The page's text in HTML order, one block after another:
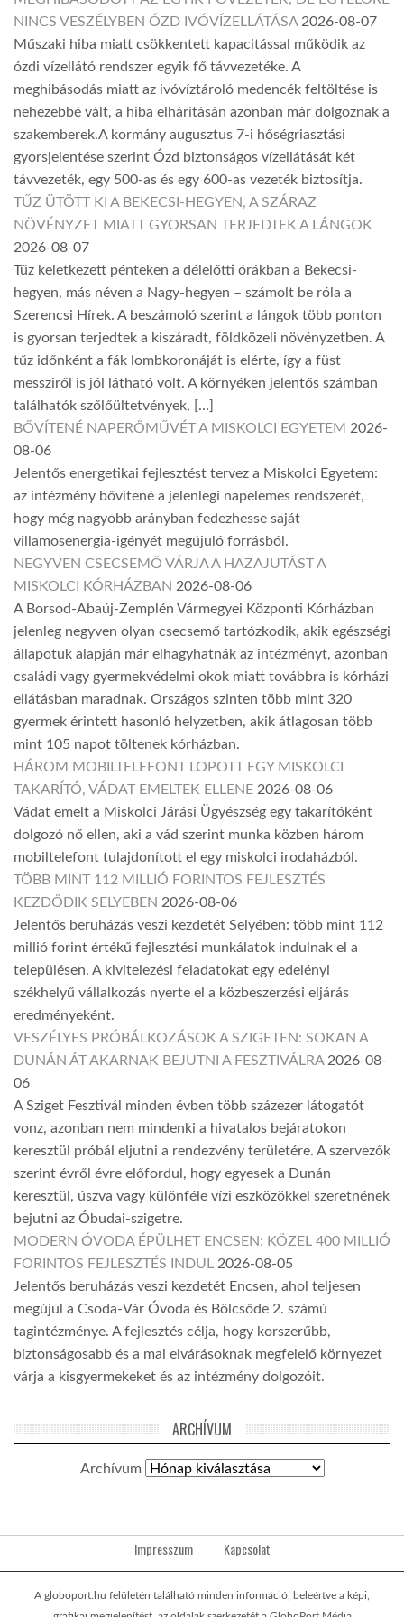
NINCS VESZÉLYBEN ÓZD IVÓVÍZELLÁTÁSA 2026-08-07
Műszaki hiba miatt csökkentett kapacitással működik az
ózdi vízellátó rendszer egyik fő távvezetéke. A
meghibásodás miatt az ivóvíztároló medencék feltöltése is
nehezebbé vált, a hiba elhárításán azonban már dolgoznak a
szakemberek.A kormány augusztus 7-i hőségriasztási
gyorsjelentése szerint Ózd biztonságos vízellátását két
távvezeték, egy 500-as és egy 600-as vezeték biztosítja.
TŰZ ÜTÖTT KI A BEKECSI-HEGYEN, A SZÁRAZ
NÖVÉNYZET MIATT GYORSAN TERJEDTEK A LÁNGOK
2026-08-07
Tűz keletkezett pénteken a délelőtti órákban a Bekecsi-
hegyen, más néven a Nagy-hegyen – számolt be róla a
Szerencsi Hírek. A beszámoló szerint a lángok több ponton
is gyorsan terjedtek a kiszáradt, földközeli növényzetben. A
tűz időnként a fák lombkoronáját is elérte, így a füst
messziről is jól látható volt. A környéken jelentős számban
találhatók szőlőültetvények, […]
BŐVÍTENÉ NAPERŐMŰVÉT A MISKOLCI EGYETEM 2026-
08-06
Jelentős energetikai fejlesztést tervez a Miskolci Egyetem:
az intézmény bővítené a jelenlegi napelemes rendszerét,
hogy még nagyobb arányban fedezhesse saját
villamosenergia-igényét megújuló forrásból.
NEGYVEN CSECSEMŐ VÁRJA A HAZAJUTÁST A
MISKOLCI KÓRHÁZBAN 2026-08-06
A Borsod-Abaúj-Zemplén Vármegyei Központi Kórházban
jelenleg negyven olyan csecsemő tartózkodik, akik egészségi
állapotuk alapján már elhagyhatnák az intézményt, azonban
családi vagy gyermekvédelmi okok miatt továbbra is kórházi
ellátásban maradnak. Országos szinten több mint 320
gyermek érintett hasonló helyzetben, akik átlagosan több
mint 105 napot töltenek kórházban.
HÁROM MOBILTELEFONT LOPOTT EGY MISKOLCI
TAKARÍTÓ, VÁDAT EMELTEK ELLENE 2026-08-06
Vádat emelt a Miskolci Járási Ügyészség egy takarítóként
dolgozó nő ellen, aki a vád szerint munka közben három
mobiltelefont tulajdonított el egy miskolci irodaházból.
TÖBB MINT 112 MILLIÓ FORINTOS FEJLESZTÉS
KEZDŐDIK SELYEBEN 2026-08-06
Jelentős beruházás veszi kezdetét Selyében: több mint 112
millió forint értékű fejlesztési munkálatok indulnak el a
településen. A kivitelezési feladatokat egy edelényi
székhelyű vállalkozás nyerte el a közbeszerzési eljárás
eredményeként.
VESZÉLYES PRÓBÁLKOZÁSOK A SZIGETEN: SOKAN A
DUNÁN ÁT AKARNAK BEJUTNI A FESZTIVÁLRA 2026-08-
06
A Sziget Fesztivál minden évben több százezer látogatót
vonz, azonban nem mindenki a hivatalos bejáratokon
keresztül próbál eljutni a rendezvény területére. A szervezők
szerint évről évre előfordul, hogy egyesek a Dunán
keresztül, úszva vagy különféle vízi eszközökkel szeretnének
bejutni az Óbudai-szigetre.
MODERN ÓVODA ÉPÜLHET ENCSEN: KÖZEL 400 MILLIÓ
FORINTOS FEJLESZTÉS INDUL 2026-08-05
Jelentős beruházás veszi kezdetét Encsen, ahol teljesen
megújul a Csoda-Vár Óvoda és Bölcsőde 2. számú
tagintézménye. A fejlesztés célja, hogy korszerűbb,
biztonságosabb és a mai elvárásoknak megfelelő környezet
várja a kisgyermekeket és az intézmény dolgozóit.
ARCHÍVUM
Archívum
Impresszum Kapcsolat
A globoport.hu felületén található minden információ, beleértve a képi,